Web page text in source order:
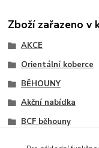
Zboží zařazeno v
AKCE
Orientální koberce
BĚHOUNY
Akční nabídka
BCF běhouny